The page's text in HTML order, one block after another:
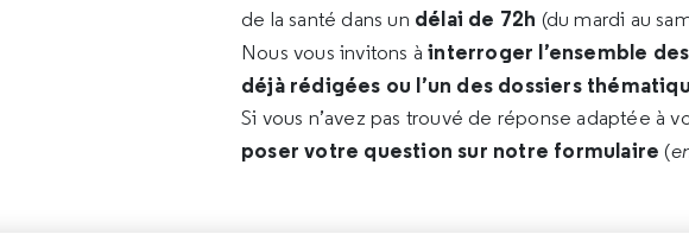
de la santé dans un délai de 72h (du mardi au
Nous vous invitons àinterroger l’ensemble
déjà rédigées ou l’un des dossiers
Si vous n’avez pas trouvé de réponse adaptée à
poser votre question sur notre formulaire (